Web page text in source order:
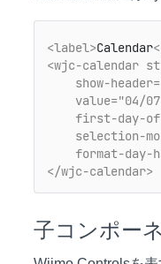
<label>Calendar
<wjc-calendar
show-
value="04/
first-day-
selection-
format-day-
</wjc-calendar>
子コンポー